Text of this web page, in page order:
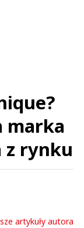
marka
z rynku
artykuły autora